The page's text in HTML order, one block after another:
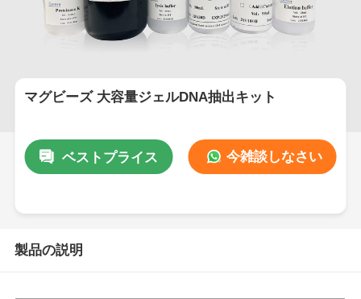
マグビーズ 大容量ジェルDNA抽出キット
ベストプライス 今雑談しなさい
製品の説明